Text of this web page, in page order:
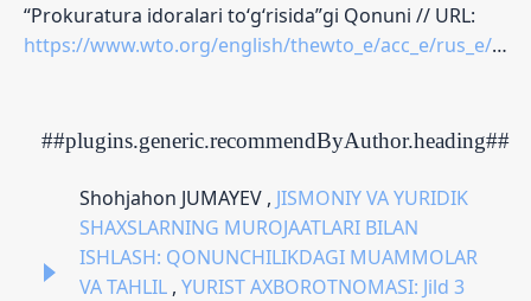
“Prokuratura idoralari to‘g‘risida”gi Qonuni // URL:
https://www.wto.org/english/thewto_e/acc_e/rus_e/wtaccrus58_leg_83.pdf;
##plugins.generic.recommendByAuthor.heading##
Shohjahon JUMAYEV , JISMONIY VA YURIDIK
SHAXSLARNING MUROJAATLARI BILAN
ISHLASH: QONUNCHILIKDAGI MUAMMOLAR
VA TAHLIL , YURIST AXBOROTNOMASI: Jild 3